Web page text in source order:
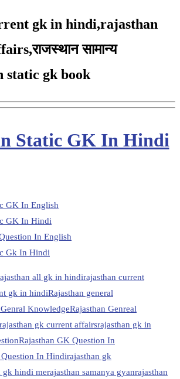
gk in hindi,rajasthan
राजस्थान सामान्य
static gk book
Static GK In Hindi
GK In English
GK In Hindi
In English
Gk In Hindi
all gk in hindirajasthan current
gk in hindiRajasthan general
KnowledgeRajasthan Genreal
rajasthan gk current affairsrajasthan gk in
Rajasthan GK Question In
In Hindirajasthan gk
gk hindi merajasthan samanya gyanrajasthan